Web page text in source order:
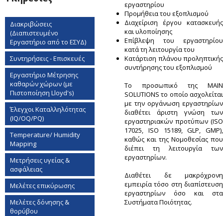
Διακριβώσεις
(Διαπιστευμένο
Εργαστήριο από το ΕΣΥΔ)
Συντηρήσεις - Επισκευές
Εργαστήριο Mέτρησης
καθαρών χώρων (με
Πιστοποίηση Lloyd's)
Έλεγχοι Καταλληλότητας
(IQ/OQ/PQ)
Temperature/ Humidity
Mapping
Μετρήσεις υγείας &
ασφάλειας
Μελέτες επικύρωσης
Μελέτες δόνησης &
θορύβου
εργαστηρίου
Προμήθεια του εξοπλισμού
Διαχείριση έργου κατασκευής
και υλοποίησης
Επίβλεψη του εργαστηρίου
κατά τη λειτουργία του
Κατάρτιση πλάνου προληπτικής
συντήρησης του εξοπλισμού
Το προσωπικό της MAIN
SOLUTIONS το οποίο ασχολείται
με την οργάνωση εργαστηρίων
διαθέτει άριστη γνώση των
εργαστηριακών προτύπων (ISO
17025, ISO 15189, GLP, GMP),
καθώς και της Νομοθεσίας που
διέπει τη λειτουργία των
εργαστηρίων.
Διαθέτει δε μακρόχρονη
εμπειρία τόσο στη διαπίστευση
εργαστηρίων όσο και στα
Συστήματα Ποιότητας.